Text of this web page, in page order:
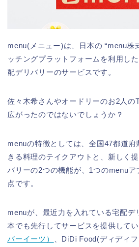
menu(メニュー)は、日本の “menu株
ッチングプラットフォームを利用し
配デリバリーのサービスです。
佐々木希さんやオードリーのお2人の
広がったのではないでしょうか？
menuの特徴としては、全国47都道
きる料理のテイクアウトと、新しく
バリーの2つの機能が、1つのmenuア
点です。
menuが、最近力を入れている宅配デ
本でも先行してサービスを提供して
バーイーツ）
、DiDi Food(ディディフ